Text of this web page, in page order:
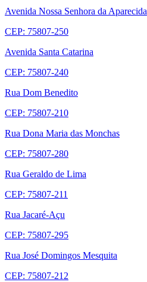
Avenida Nossa Senhora da Aparecida
CEP: 75807-250
Avenida Santa Catarina
CEP: 75807-240
Rua Dom Benedito
CEP: 75807-210
Rua Dona Maria das Monchas
CEP: 75807-280
Rua Geraldo de Lima
CEP: 75807-211
Rua Jacaré-Açu
CEP: 75807-295
Rua José Domingos Mesquita
CEP: 75807-212